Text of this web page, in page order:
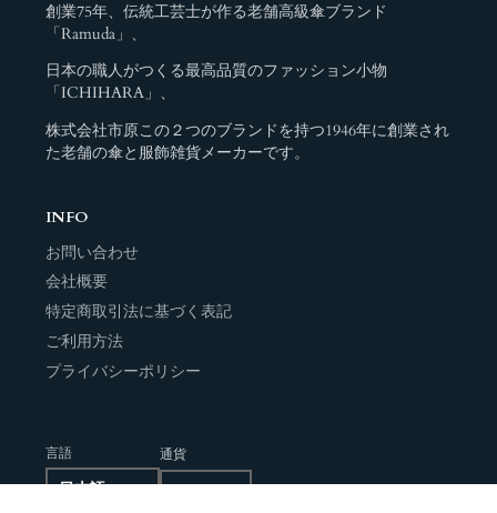
創業75年、伝統工芸士が作る老舗高級傘ブランド
「Ramuda」、
日本の職人がつくる最高品質のファッション小物
「ICHIHARA」、
株式会社市原この２つのブランドを持つ1946年に創業され
た老舗の傘と服飾雑貨メーカーです。
INFO
お問い合わせ
会社概要
特定商取引法に基づく表記
ご利用方法
プライバシーポリシー
言語 通貨